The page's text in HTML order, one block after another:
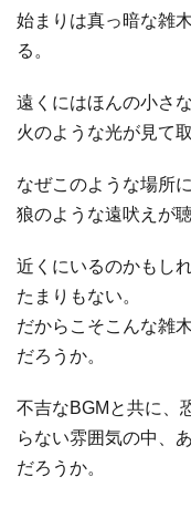
始まりは真っ暗な雑
る。
遠くにはほんの小さ
火のような光が見て取
なぜこのような場所
狼のような遠吠えが
近くにいるのかもし
たまりもない。
だからこそこんな雑
だろうか。
不吉なBGMと共に、
らない雰囲気の中、
だろうか。